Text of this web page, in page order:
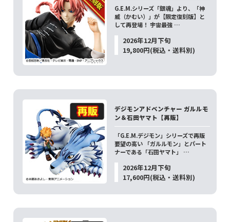
G.E.M.シリーズ「銀魂」より、「神
威（かむい）」が【限定復刻版】と
して再登場！ 宇宙最強 …
2026年12月下旬
19,800円(税込・送料別)
デジモンアドベンチャー ガルルモ
ン＆石田ヤマト【再販】
「G.E.M.デジモン」シリーズで再販
要望の高い 「ガルルモン」とパート
ナーである「石田ヤマト」 …
2026年12月下旬
17,600円(税込・送料別)